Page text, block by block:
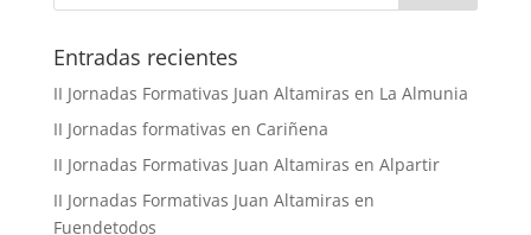
Entradas recientes
II Jornadas Formativas Juan Altamiras en La Almunia
II Jornadas formativas en Cariñena
II Jornadas Formativas Juan Altamiras en Alpartir
II Jornadas Formativas Juan Altamiras en
Fuendetodos